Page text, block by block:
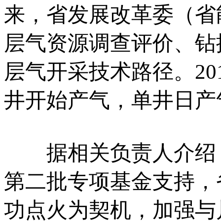
来，省发展改革委（
层气资源调查评价、
层气开采技术路径。
井开始产气，单井日
据相关负责人介绍
第二批专项基金支持
功点火为契机，加强